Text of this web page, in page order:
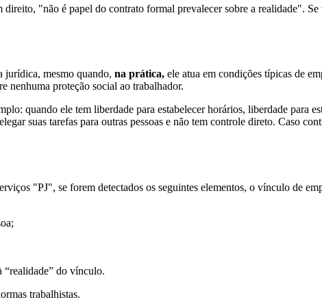
direito, "não é papel do contrato formal prevalecer sobre a realidade".
jurídica, mesmo quando, na prática, ele atua em condições típicas de
nenhuma proteção social ao trabalhador.
quando ele tem liberdade para estabelecer horários, liberdade para
suas tarefas para outras pessoas e não tem controle direto. Caso
"PJ", se forem detectados os seguintes elementos, o vínculo de
“realidade” do vínculo.
trabalhistas.